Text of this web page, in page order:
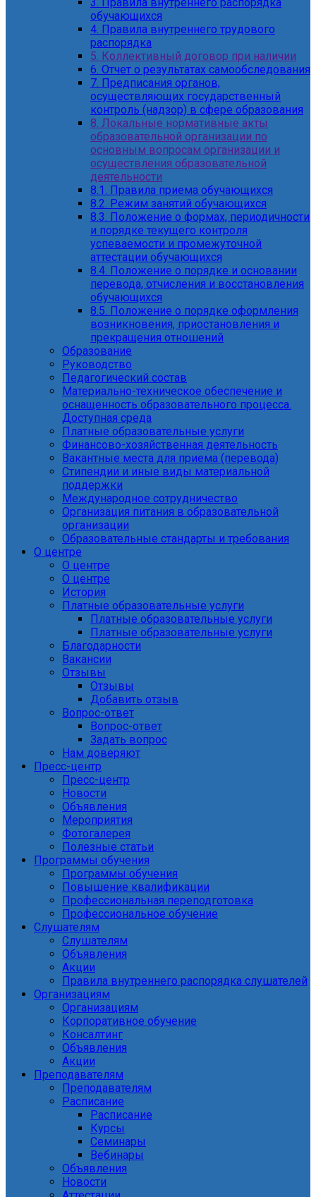
обучающихся
4. Правила внутреннего трудового
распорядка
5. Коллективный договор при наличии
6. Отчет о результатах самообследования
7. Предписания органов,
осуществляющих государственный
контроль (надзор) в сфере образования
8. Локальные нормативные акты
образовательной организации по
основным вопросам организации и
осуществления образовательной
деятельности
8.1. Правила приема обучающихся
8.2. Режим занятий обучающихся
8.3. Положение о формах, периодичности
и порядке текущего контроля
успеваемости и промежуточной
аттестации обучающихся
8.4. Положение о порядке и основании
перевода, отчисления и восстановления
обучающихся
8.5. Положение о порядке оформления
возникновения, приостановления и
прекращения отношений
Образование
Руководство
Педагогический состав
Материально-техническое обеспечение и
оснащенность образовательного процесса.
Доступная среда
Платные образовательные услуги
Финансово-хозяйственная деятельность
Вакантные места для приема (перевода)
Стипендии и иные виды материальной
поддержки
Международное сотрудничество
Организация питания в образовательной
организации
Образовательные стандарты и требования
О центре
О центре
О центре
История
Платные образовательные услуги
Платные образовательные услуги
Платные образовательные услуги
Благодарности
Вакансии
Отзывы
Отзывы
Добавить отзыв
Вопрос-ответ
Вопрос-ответ
Задать вопрос
Нам доверяют
Пресс-центр
Пресс-центр
Новости
Объявления
Мероприятия
Фотогалерея
Полезные статьи
Программы обучения
Программы обучения
Повышение квалификации
Профессиональная переподготовка
Профессиональное обучение
Слушателям
Слушателям
Объявления
Акции
Правила внутреннего распорядка слушателей
Организациям
Организациям
Корпоративное обучение
Консалтинг
Объявления
Акции
Преподавателям
Преподавателям
Расписание
Расписание
Курсы
Семинары
Вебинары
Объявления
Новости